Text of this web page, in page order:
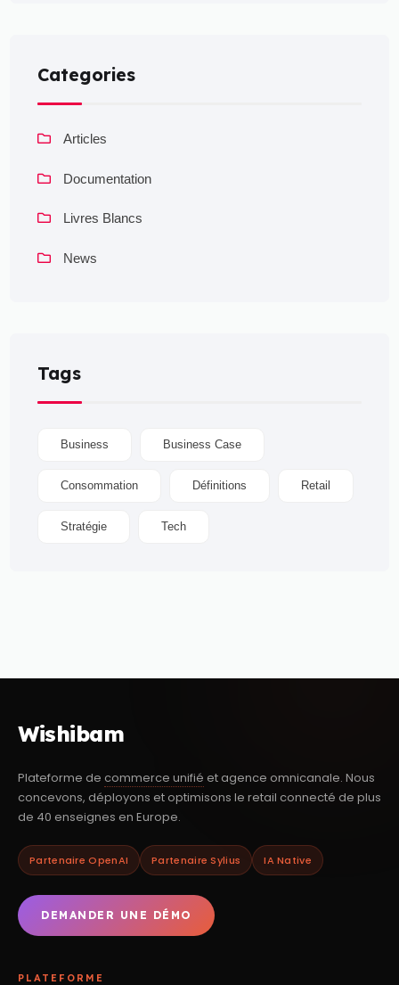
Categories
Articles
Documentation
Livres Blancs
News
Tags
Business Business Case
Consommation Définitions Retail
Stratégie Tech
Wishibam
Plateforme de commerce unifié et agence omnicanale. Nous
concevons, déployons et optimisons le retail connecté de plus
de 40 enseignes en Europe.
Partenaire OpenAI Partenaire Sylius IA Native
DEMANDER UNE DÉMO
PLATEFORME